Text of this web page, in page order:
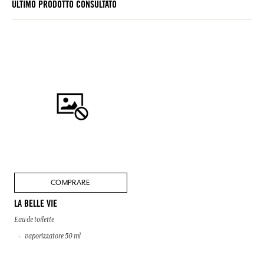
ULTIMO PRODOTTO CONSULTATO
COMPRARE
LA BELLE VIE
Eau de toilette
vaporizzatore 50 ml